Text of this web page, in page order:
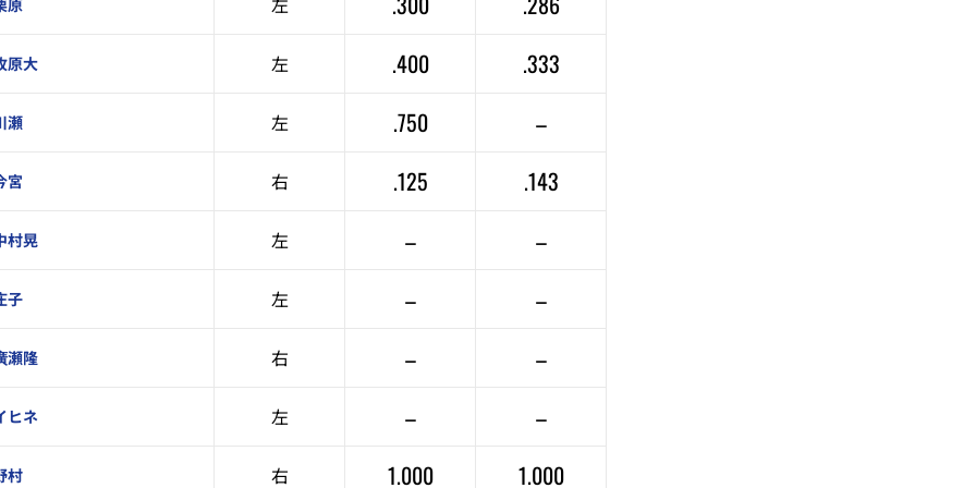
原
原大 左 .400 .333
瀬 左 .750 –
宮 右 .125 .143
村晃 左 – –
子 左 – –
瀬隆 右 – –
ヒネ 左 – –
村 右 1.000 1.000